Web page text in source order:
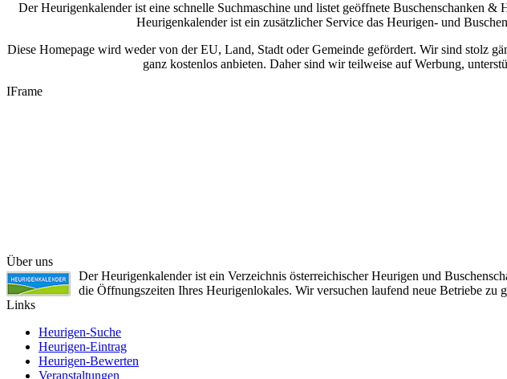
Der Heurigenkalender ist eine schnelle Suchmaschine und listet geöffnete Buschenschanken
Heurigenkalender ist ein zusätzlicher Service das Heurigen- und
Diese Homepage wird weder von der EU, Land, Stadt oder Gemeinde gefördert. Wir sind stolz
ganz kostenlos anbieten. Daher sind wir teilweise auf Werbung,
IFrame
Über uns
Der Heurigenkalender ist ein Verzeichnis österreichischer Heurigen und
die Öffnungszeiten Ihres Heurigenlokales. Wir versuchen laufend neue Betriebe
Links
Heurigen-Suche
Heurigen-Eintrag
Heurigen-Bewerten
Veranstaltungen